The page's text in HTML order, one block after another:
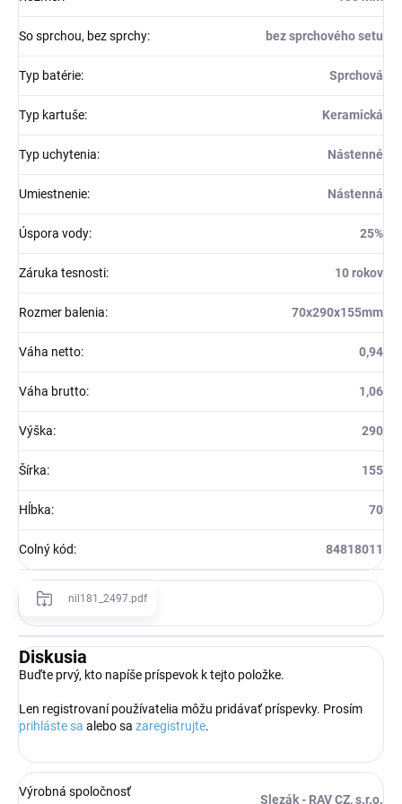
So sprchou, bez sprchy: bez sprchového setu
Typ batérie: Sprchová
Typ kartuše: Keramická
Typ uchytenia: Nástenné
Umiestnenie: Nástenná
Úspora vody: 25%
Záruka tesnosti: 10 rokov
Rozmer balenia: 70x290x155mm
Váha netto: 0,94
Váha brutto: 1,06
Výška: 290
Šírka: 155
Hĺbka: 70
Colný kód: 84818011
nil181_2497.pdf
Diskusia
Buďte prvý, kto napíše príspevok k tejto položke.
Len registrovaní používatelia môžu pridávať príspevky. Prosím
prihláste sa alebo sa zaregistrujte.
Výrobná spoločnosť
Slezák - RAV CZ, s.r.o.